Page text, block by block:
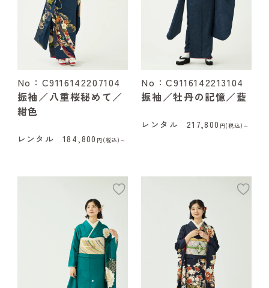
No：C9116142207104
振袖／八重桜秘めて／
紺色
レンタル 184,800 円(税込)～
No：C9116142213104
振袖／牡丹の記憶／藍
レンタル 217,800 円(税込)～